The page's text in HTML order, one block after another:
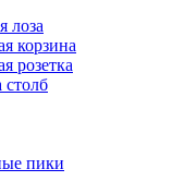
лоза
корзина
розетка
столб
пики